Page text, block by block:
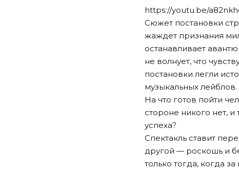
https://youtu.be/
Сюжет постановки
жаждет признания
останавливает
не волнует, что
постановки легли
музыкальных лейблов.
На что готов пойти
стороне никого нет,
успеха?
Спектакль ставит
другой — роскошь и
только тогда, когда